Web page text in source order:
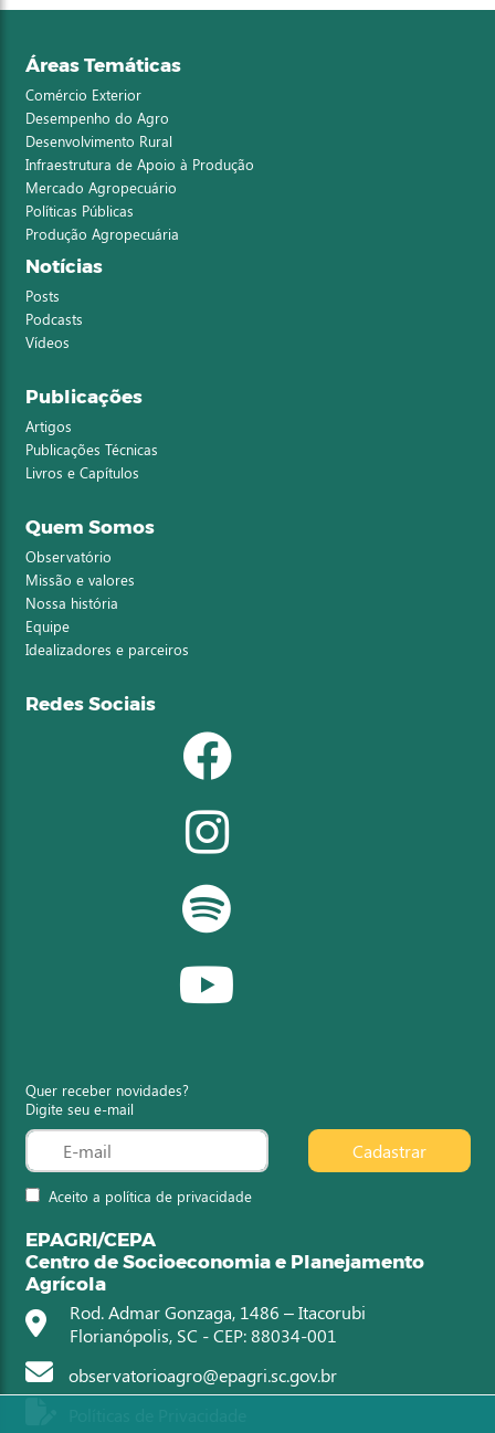
Áreas Temáticas
Comércio Exterior
Desempenho do Agro
Desenvolvimento Rural
Infraestrutura de Apoio à Produção
Mercado Agropecuário
Políticas Públicas
Produção Agropecuária
Notícias
Posts
Podcasts
Vídeos
Publicações
Artigos
Publicações Técnicas
Livros e Capítulos
Quem Somos
Observatório
Missão e valores
Nossa história
Equipe
Idealizadores e parceiros
Redes Sociais
Quer receber novidades?
Digite seu e-mail
Aceito a política de privacidade
Cadastrar
EPAGRI/CEPA
Centro de Socioeconomia e Planejamento
Agrícola
Rod. Admar Gonzaga, 1486 – Itacorubi
Florianópolis, SC - CEP: 88034-001
observatorioagro@epagri.sc.gov.br